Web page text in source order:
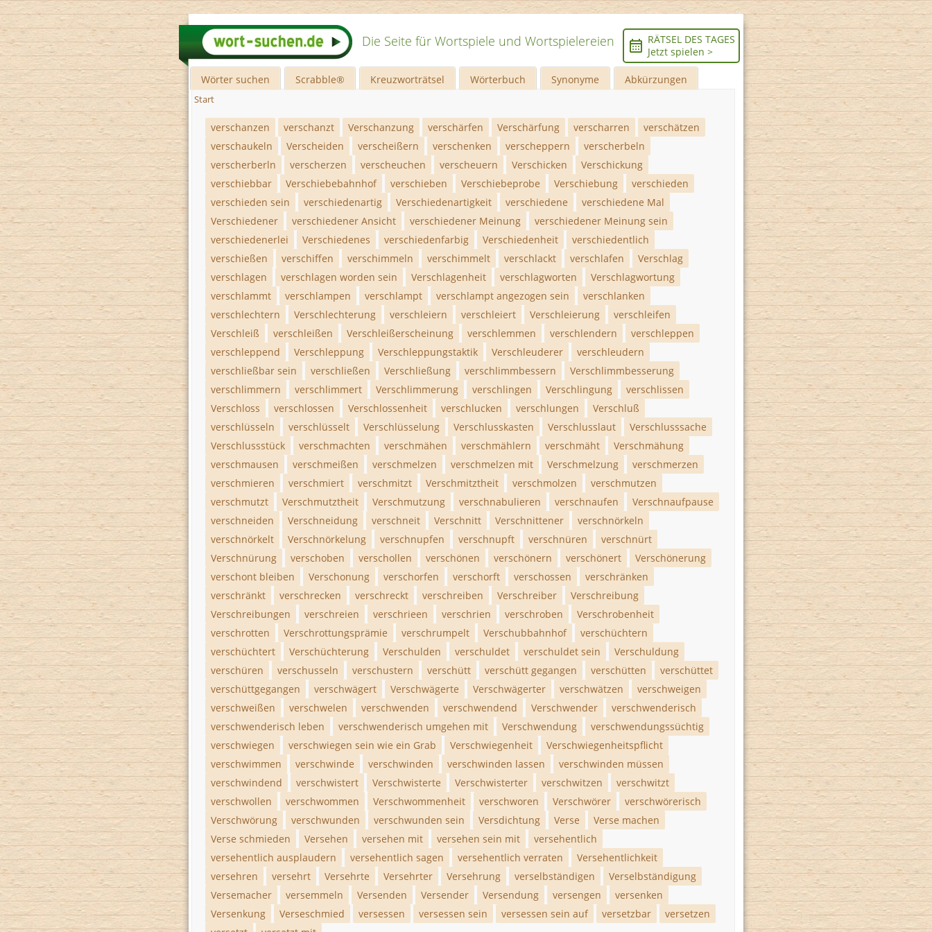
Die Seite für Wortspiele und Wortspielereien
RÄTSEL DES TAGES
Jetzt spielen >
Wörter suchen Scrabble® Kreuzworträtsel Wörterbuch Synonyme Abkürzungen
Start
verschanzen verschanzt Verschanzung verschärfen Verschärfung verscharren
verschätzen
verschaukeln
Verscheiden verscheißern verschenken verscheppern
verscherbeln
verscherberln
verscherzen verscheuchen verscheuern Verschicken
Verschickung
verschiebbar
Verschiebebahnhof verschieben Verschiebeprobe Verschiebung
verschieden
verschieden sein
verschiedenartig Verschiedenartigkeit verschiedene
verschiedene Mal
Verschiedener
verschiedener Ansicht verschiedener Meinung
verschiedener Meinung sein
verschiedenerlei
Verschiedenes verschiedenfarbig Verschiedenheit
verschiedentlich
verschießen
verschiffen verschimmeln verschimmelt verschlackt verschlafen
Verschlag
verschlagen
verschlagen worden sein Verschlagenheit verschlagworten
Verschlagwortung
verschlammt
verschlampen verschlampt verschlampt angezogen sein
verschlanken
verschlechtern
Verschlechterung verschleiern verschleiert Verschleierung
verschleifen
Verschleiß
verschleißen Verschleißerscheinung verschlemmen verschlendern
verschleppen
verschleppend
Verschleppung Verschleppungstaktik Verschleuderer
verschleudern
verschließbar sein
verschließen Verschließung verschlimmbessern
Verschlimmbesserung
verschlimmern
verschlimmert Verschlimmerung verschlingen Verschlingung
verschlissen
Verschloss
verschlossen Verschlossenheit verschlucken verschlungen
Verschluß
verschlüsseln
verschlüsselt Verschlüsselung Verschlusskasten Verschlusslaut
Verschlusssache
Verschlussstück
verschmachten verschmähen verschmählern verschmäht
Verschmähung
verschmausen
verschmeißen verschmelzen verschmelzen mit Verschmelzung
verschmerzen
verschmieren
verschmiert verschmitzt Verschmitztheit verschmolzen
verschmutzen
verschmutzt
Verschmutztheit Verschmutzung verschnabulieren verschnaufen
Verschnaufpause
verschneiden
Verschneidung verschneit Verschnitt Verschnittener
verschnörkeln
verschnörkelt
Verschnörkelung verschnupfen verschnupft verschnüren
verschnürt
Verschnürung
verschoben verschollen verschönen verschönern verschönert
Verschönerung
verschont bleiben
Verschonung verschorfen verschorft verschossen
verschränken
verschränkt
verschrecken verschreckt verschreiben Verschreiber
Verschreibung
Verschreibungen
verschreien verschrieen verschrien verschroben
Verschrobenheit
verschrotten
Verschrottungsprämie verschrumpelt Verschubbahnhof
verschüchtern
verschüchtert
Verschüchterung Verschulden verschuldet verschuldet sein
Verschuldung
verschüren
verschusseln verschustern verschütt verschütt gegangen verschütten
verschüttet
verschüttgegangen
verschwägert Verschwägerte Verschwägerter verschwätzen
verschweigen
verschweißen
verschwelen verschwenden verschwendend Verschwender
verschwenderisch
verschwenderisch leben
verschwenderisch umgehen mit Verschwendung
verschwendungssüchtig
verschwiegen
verschwiegen sein wie ein Grab Verschwiegenheit
Verschwiegenheitspflicht
verschwimmen
verschwinde verschwinden verschwinden lassen
verschwinden müssen
verschwindend
verschwistert Verschwisterte Verschwisterter verschwitzen
verschwitzt
verschwollen
verschwommen Verschwommenheit verschworen Verschwörer
verschwörerisch
Verschwörung
verschwunden verschwunden sein Versdichtung Verse
Verse machen
Verse schmieden
Versehen versehen mit versehen sein mit
versehentlich
versehentlich ausplaudern
versehentlich sagen versehentlich verraten
Versehentlichkeit
versehren
versehrt Versehrte Versehrter Versehrung verselbständigen
Verselbständigung
Versemacher
versemmeln Versenden Versender Versendung versengen
versenken
Versenkung
Verseschmied versessen versessen sein versessen sein auf versetzbar
versetzen